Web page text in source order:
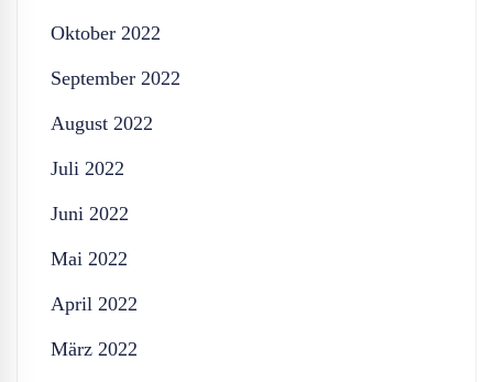
Oktober 2022
September 2022
August 2022
Juli 2022
Juni 2022
Mai 2022
April 2022
März 2022